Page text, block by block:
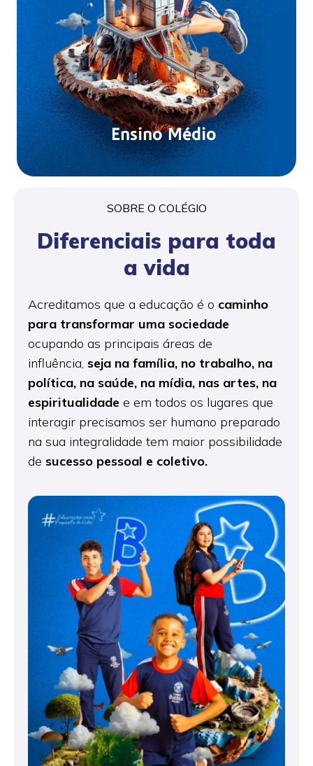
Ensino Médio
SOBRE O COLÉGIO
Diferenciais para toda
a vida
Acreditamos que a educação é o caminho
para transformar uma sociedade
ocupando as principais áreas de
influência, seja na família, no trabalho, na
política, na saúde, na mídia, nas artes, na
espiritualidade e em todos os lugares que
interagir precisamos ser humano preparado
na sua integralidade tem maior possibilidade
de sucesso pessoal e coletivo.